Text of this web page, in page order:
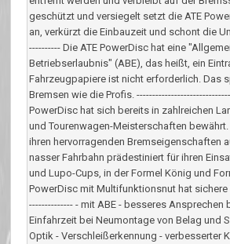
geschützt und versiegelt setzt die ATE
an, verkürzt die Einbauzeit und schont die
---------- Die ATE PowerDisc hat eine
Betriebserlaubnis" (ABE), das heißt, ein
Fahrzeugpapiere ist nicht erforderlich. Das
Bremsen wie die Profis.
PowerDisc hat sich bereits in zahlreichen
und Tourenwagen-Meisterschaften
ihren hervorragenden Bremseigenschaften
nasser Fahrbahn prädestiniert für ihren
und Lupo-Cups, in der Formel König und
PowerDisc mit Multifunktionsnut hat sichere
-------------- - mit ABE - besseres Ansprechen
Einfahrzeit bei Neumontage von Belag und
Optik - Verschleißerkennung - verbesserter